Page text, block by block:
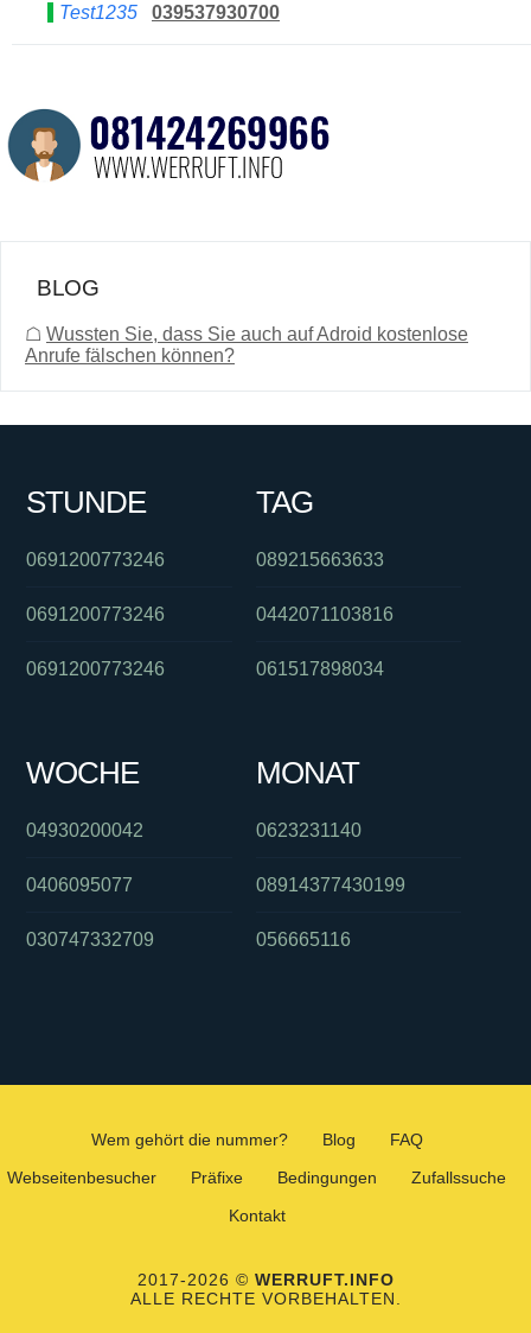
Test1235
039537930700
BLOG
☖ Wussten Sie, dass Sie auch auf Adroid kostenlose
Anrufe fälschen können?
STUNDE
0691200773246
0691200773246
0691200773246
TAG
089215663633
0442071103816
061517898034
WOCHE
04930200042
0406095077
030747332709
MONAT
0623231140
08914377430199
056665116
Wem gehört die nummer? Blog
FAQ
Webseitenbesucher
Präfixe Bedingungen
Zufallssuche
Kontakt
2017-2026 © WERRUFT.INFO
ALLE RECHTE VORBEHALTEN.